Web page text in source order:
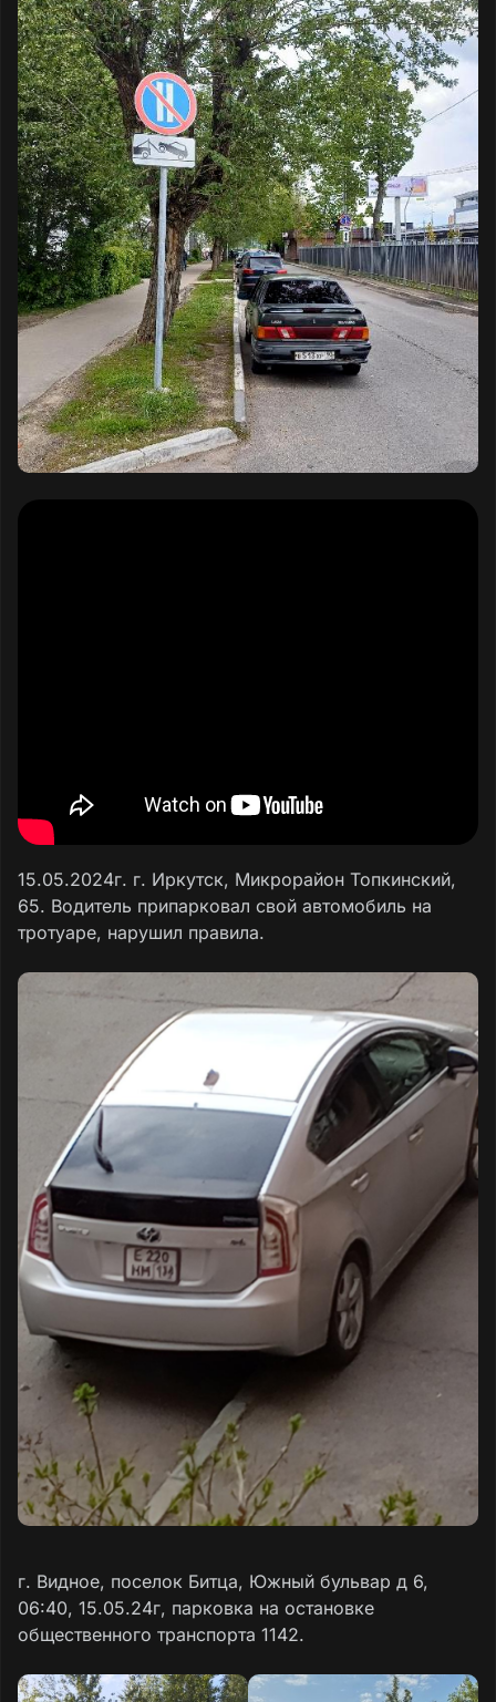
15.05.2024г. г. Иркутск, Микрорайон Топкинский,
65. Водитель припарковал свой автомобиль на
тротуаре, нарушил правила.
г. Видное, поселок Битца, Южный бульвар д 6,
06:40, 15.05.24г, парковка на остановке
общественного транспорта 1142.